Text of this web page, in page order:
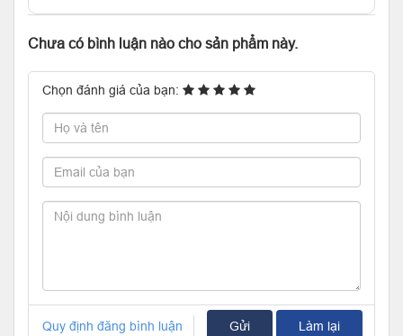
Chưa có bình luận nào cho sản phẩm này.
Chọn đánh giá của bạn:
Quy định đăng bình luận Gửi Làm lại